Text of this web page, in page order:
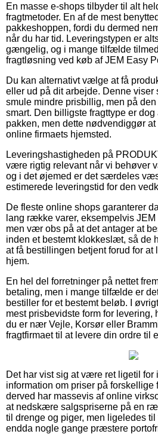
En masse e-shops tilbyder til alt
fragtmetoder. En af de mest
pakkeshoppen, fordi du dermed
når du har tid. Leveringstypen er
gængelig, og i mange tilfælde
fragtløsning ved køb af JEM Easy
Du kan alternativt vælge at få
eller ud på dit arbejde. Denne viser
smule mindre prisbillig, men på
smart. Den billigste fragttype er
pakken, men dette nødvendiggør
online firmaets hjemsted.
Leveringshastigheden på
være rigtig relevant når vi behøver
og i det øjemed er det særdeles
estimerede leveringstid for den
De fleste online shops garanterer
lang række varer, eksempelvis
men vær obs på at det antager at
inden et bestemt klokkeslæt, så de
at få bestillingen betjent forud for at
hjem.
En hel del forretninger på nettet
betaling, men i mange tilfælde er
bestiller for et bestemt beløb. I
mest prisbevidste form for levering,
du er nær Vejle, Korsør eller
fragtfirmaet til at levere din ordre til
Det har vist sig at være ret ligetil for
information om priser på forskellige
derved har massevis af online
at nedskære salgspriserne på en
til drenge og piger, men ligeledes
endda nogle gange præstere